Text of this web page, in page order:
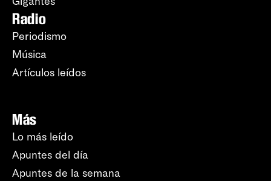
Radio
Periodismo
Música
Artículos leídos
Más
Lo más leído
Apuntes del día
Apuntes de la semana